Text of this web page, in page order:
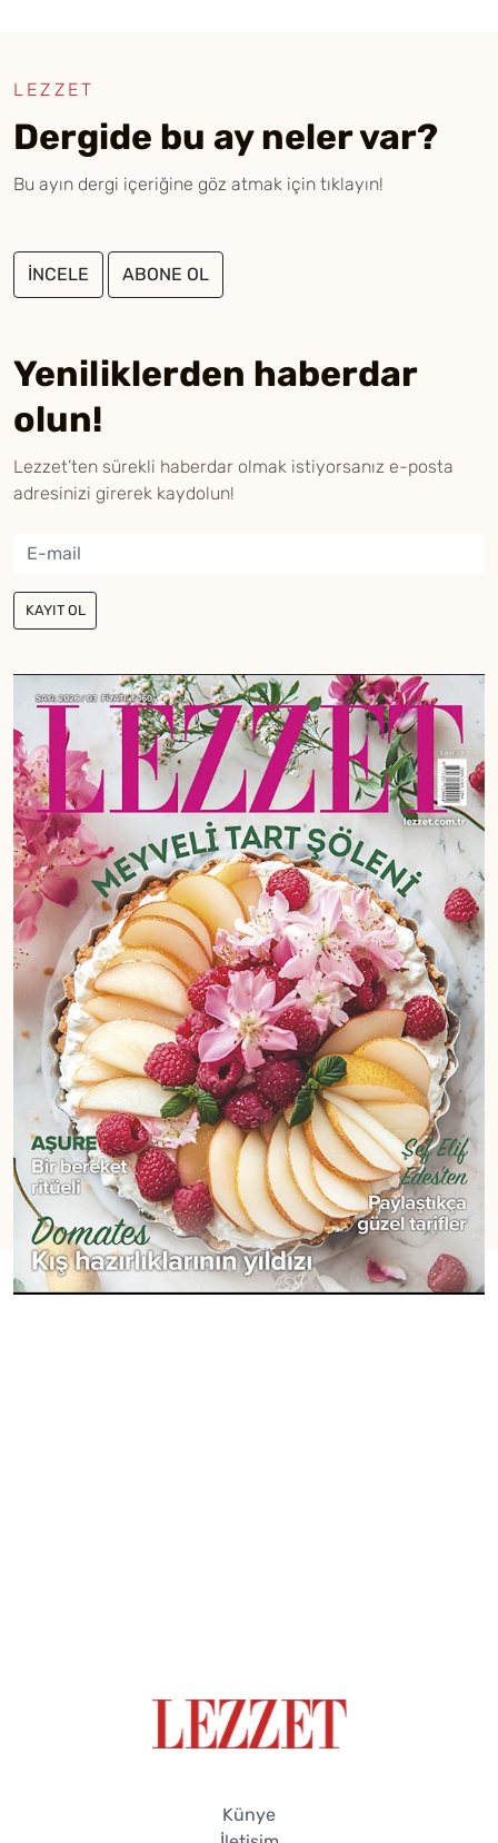
LEZZET
Dergide bu ay neler var?
Bu ayın dergi içeriğine göz atmak için tıklayın!
İNCELE ABONE OL
Yeniliklerden haberdar
olun!
Lezzet’ten sürekli haberdar olmak istiyorsanız e-posta
adresinizi girerek kaydolun!
Künye